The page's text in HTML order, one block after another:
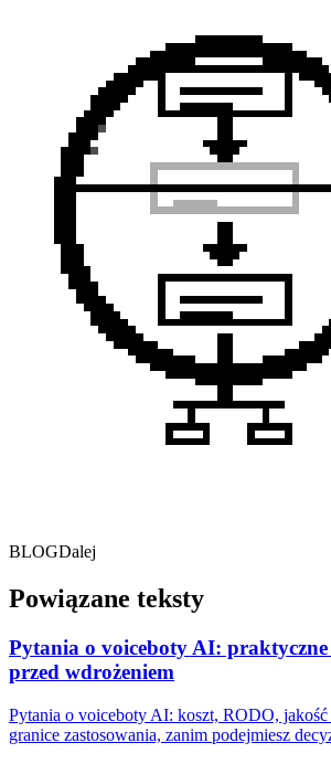
BLOGDalej
Powiązane teksty
Pytania o voiceboty AI:
przed wdrożeniem
Pytania o voiceboty AI: koszt, RODO,
granice zastosowania, zanim podejmiesz